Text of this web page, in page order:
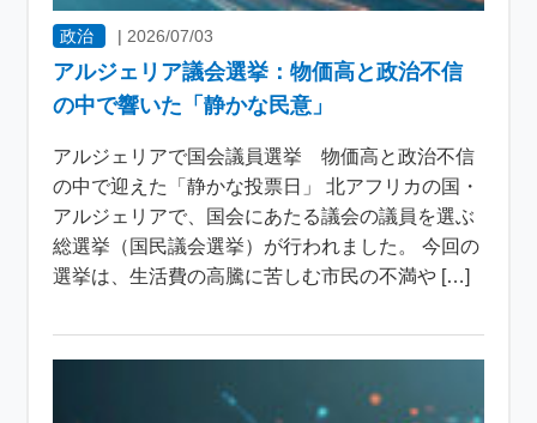
政治 |2026/07/03
アルジェリア議会選挙：物価高と政治不信
の中で響いた「静かな民意」
アルジェリアで国会議員選挙 物価高と政治不信
の中で迎えた「静かな投票日」 北アフリカの国・
アルジェリアで、国会にあたる議会の議員を選ぶ
総選挙（国民議会選挙）が行われました。 今回の
選挙は、生活費の高騰に苦しむ市民の不満や […]